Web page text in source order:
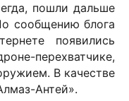
пошли дальше
сообщению блога
появились
перехватчике,
В качестве
Антей».